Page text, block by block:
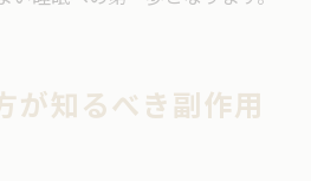
が知るべき副作用